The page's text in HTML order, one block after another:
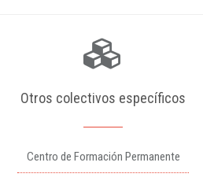
Otros colectivos específicos
Centro de Formación Permanente